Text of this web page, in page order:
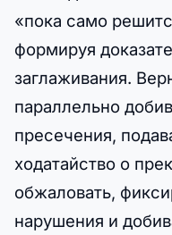
«пока само
формируя
заглаживания.
параллельно
пресечения,
ходатайство о
обжаловать,
нарушения и